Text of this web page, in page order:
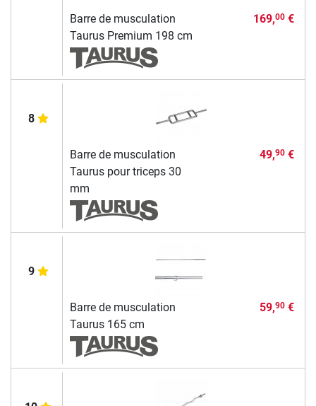
Barre de musculation
Taurus Premium 198 cm
169,00€
8
Barre de musculation
Taurus pour triceps 30
mm
49,90€
9
Barre de musculation
Taurus 165 cm
59,90€